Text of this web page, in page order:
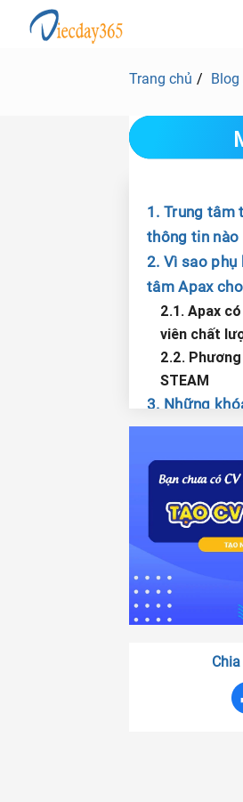
Trang chủ Blog
1. Trung tâm
thông tin nào
2. Vì sao phụ
tâm Apax
2.1. Apax
viên chất
2.2.
STEAM
3. Những
dạy tại trung
3.1. Khóa
3.1.1. Lớp
3.2. Khóa
April